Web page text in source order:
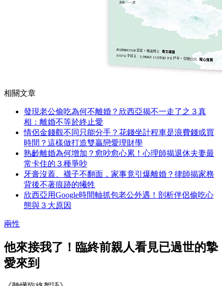
相關文章
發現老公偷吃為何不離婚？欣西亞揭不一走了之３真
相：離婚不等於終止愛
情侶金錢觀不同只能分手？花錢坐計程車是浪費錢或買
時間？這樣做打造雙贏戀愛理財學
熟齡離婚為何增加？愈吵愈心累！心理師揭退休夫妻最
常卡住的３種爭吵
牙膏沒蓋、襪子不翻面，家事竟引爆離婚？律師揭家務
背後不著痕跡的犧牲
欣西亞用Google時間軸抓包老公外遇！剖析伴侶偷吃心
態與３大原因
兩性
他來接我了！臨終前親人看見已過世的摯
愛來到